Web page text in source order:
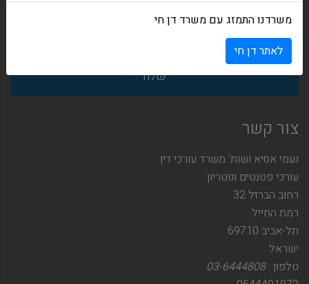
צור קשר
נעמי אסיא ושות' משרד עורכי דין
עורכי פטנטים ונוטריון
רחוב הברזל 32
רמת החייל
תל-אביב 69710
ישראל
טלפון :03-6444808
משרדנו התמזג עם משרד דן חי
לאתר דן חי